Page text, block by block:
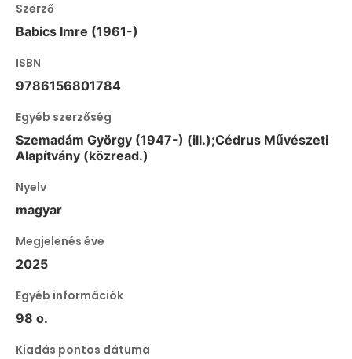
Szerző
Babics Imre (1961-)
ISBN
9786156801784
Egyéb szerzőség
Szemadám György (1947-) (ill.);Cédrus Művészeti
Alapítvány (közread.)
Nyelv
magyar
Megjelenés éve
2025
Egyéb információk
98 o.
Kiadás pontos dátuma